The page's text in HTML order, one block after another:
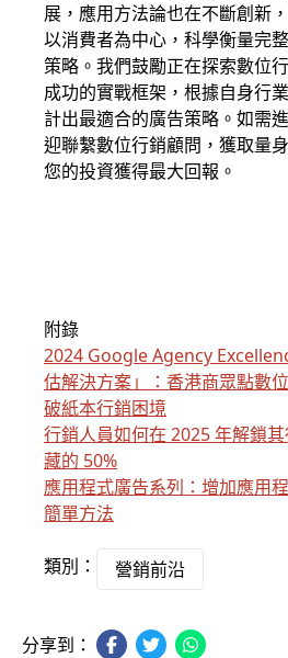
展，應用方法論也在不斷創
以消費者為中心，科學衡量完
策略。我們鼓勵正在探索數位
成功的實戰框架，根據自身行
計出最適合的廣告策略。如需
迎聯繫數位行銷顧問，獲取量
您的投資獲得最大回報。
附錄
2024 Google Agency
估解決方案」：香港商眾點數
破紙本行銷困境
行銷人員如何在 2025 年解鎖
藏的 50%
應用程式廣告系列：增加應用
簡單方法
類別： 營銷前沿
分享到：